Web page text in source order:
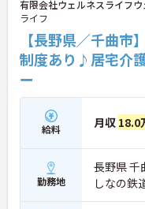
有限会社ウェルネスライフ
ライフ
【長野県／千曲
制度あり♪居宅介
ー
給料 月収 18.0
勤務地
長野県 千
しなの鉄